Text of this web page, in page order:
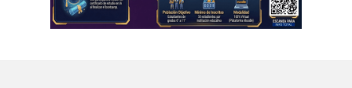
Seguridad Y Medio
infouruguay@ceie.online